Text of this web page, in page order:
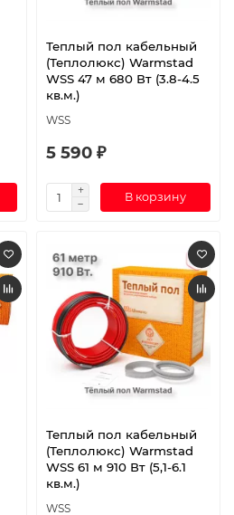
Теплый пол кабельный
(Теплолюкс) Warmstad
WSS 47 м 680 Вт (3.8-4.5
кв.м.)
WSS
5 590 ₽
В корзину
Теплый пол кабельный
(Теплолюкс) Warmstad
WSS 61 м 910 Вт (5,1-6.1
кв.м.)
WSS